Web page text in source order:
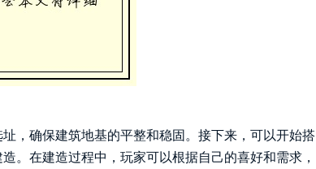
，确保建筑地基的平整和稳固。接下来，可以开始搭
。在建造过程中，玩家可以根据自己的喜好和需求，